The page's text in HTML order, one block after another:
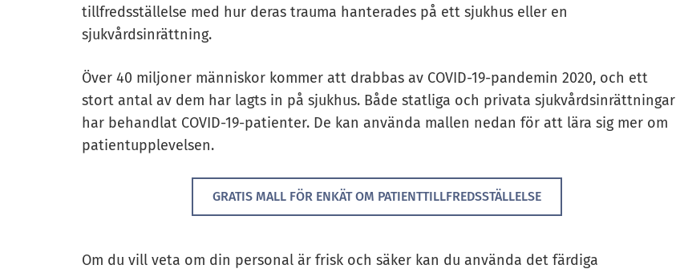
tillfredsställelse med hur deras trauma hanterades på ett sjukhus eller en
sjukvårdsinrättning.
Över 40 miljoner människor kommer att drabbas av COVID-19-pandemin 2020, och ett
stort antal av dem har lagts in på sjukhus. Både statliga och privata sjukvårdsinrättningar
har behandlat COVID-19-patienter. De kan använda mallen nedan för att lära sig mer om
patientupplevelsen.
GRATIS MALL FÖR ENKÄT OM PATIENTTILLFREDSSTÄLLELSE
Om du vill veta om din personal är frisk och säker kan du använda det färdiga